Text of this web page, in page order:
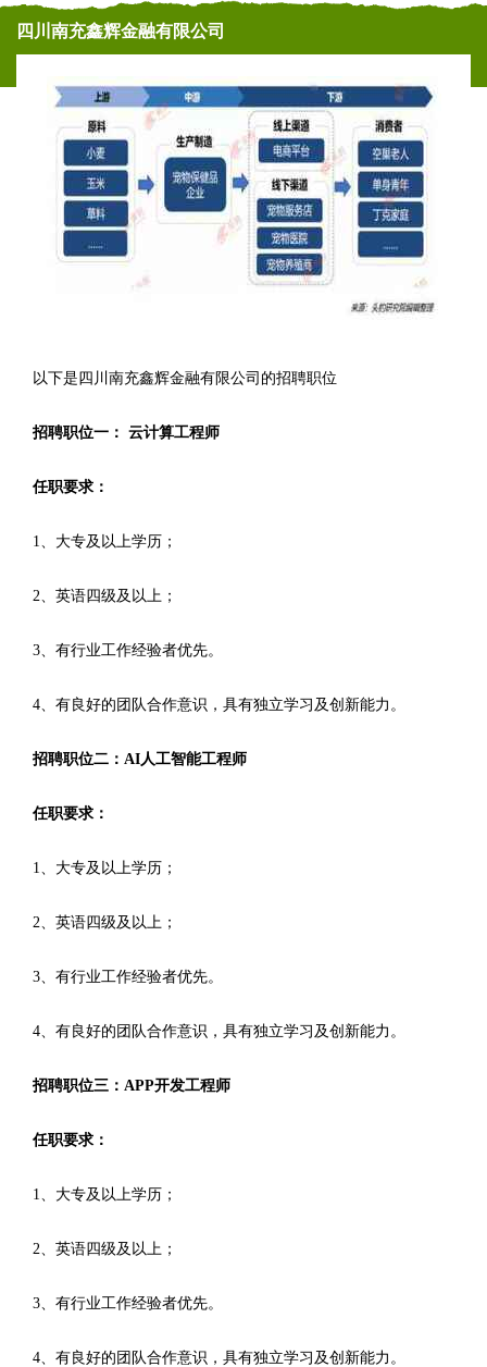
四川南充鑫辉金融有限公司
以下是四川南充鑫辉金融有限公司的招聘职位
招聘职位一： 云计算工程师
任职要求：
1、大专及以上学历；
2、英语四级及以上；
3、有行业工作经验者优先。
4、有良好的团队合作意识，具有独立学习及创新能力。
招聘职位二：AI人工智能工程师
任职要求：
1、大专及以上学历；
2、英语四级及以上；
3、有行业工作经验者优先。
4、有良好的团队合作意识，具有独立学习及创新能力。
招聘职位三：APP开发工程师
任职要求：
1、大专及以上学历；
2、英语四级及以上；
3、有行业工作经验者优先。
4、有良好的团队合作意识，具有独立学习及创新能力。